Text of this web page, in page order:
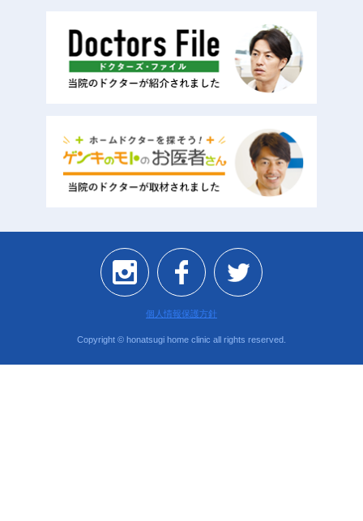
個人情報保護方針
Copyright © honatsugi home clinic all rights reserved.